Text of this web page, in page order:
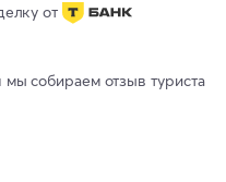
от
собираем отзыв туриста